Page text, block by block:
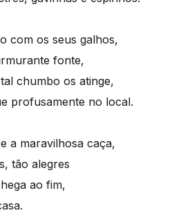
com os seus galhos,
fonte,
chumbo os atinge,
profusamente no local.
a maravilhosa caça,
tão alegres
ao fim,